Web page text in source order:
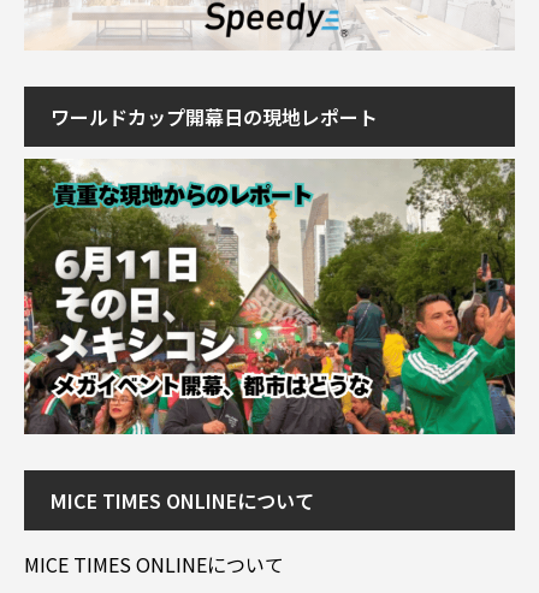
ワールドカップ開幕日の現地レポート
MICE TIMES ONLINEについて
MICE TIMES ONLINEについて